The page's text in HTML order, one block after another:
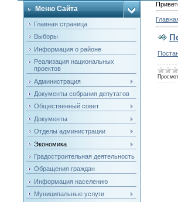
Меню Сайта
Главная страница
Выборы
Информация о районе
Реализация национальных
проектов
Администрация
Документы собрания депутатов
Общественный совет
Документы
Отделы администрации
Экономика
Градостроительная деятельность
Обращения граждан
Информация населению
Муниципальные услуги